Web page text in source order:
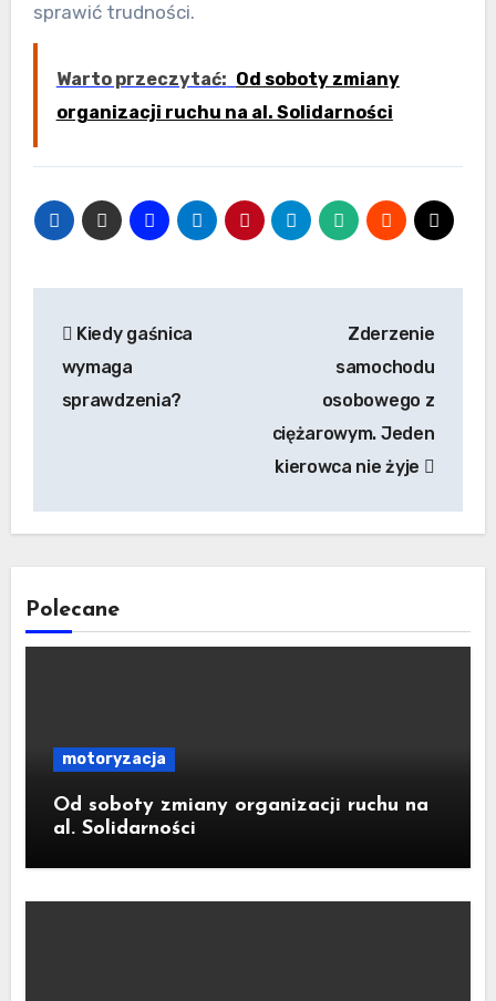
sprawić trudności.
Warto przeczytać: Od soboty zmiany
organizacji ruchu na al. Solidarności
wpisu
Kiedy gaśnica
wymaga
sprawdzenia?
Zderzenie
samochodu
osobowego z
ciężarowym. Jeden
kierowca nie żyje
Polecane
motoryzacja
Od soboty zmiany organizacji ruchu na
al. Solidarności